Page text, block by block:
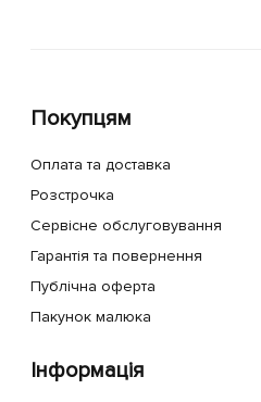
Покупцям
Оплата та доставка
Розстрочка
Сервісне обслуговування
Гарантія та повернення
Публічна оферта
Пакунок малюка
Інформація